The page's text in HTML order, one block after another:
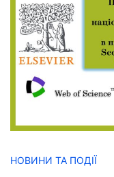
НОВИНИ ТА ПОДІЇ